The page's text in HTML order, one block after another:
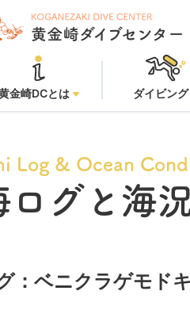
金崎DCとは ダイビング
Log & Ocean
ログと海
：ベニクラゲモド